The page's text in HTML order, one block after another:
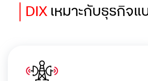
DIXเหมาะกับธุรกิจแ